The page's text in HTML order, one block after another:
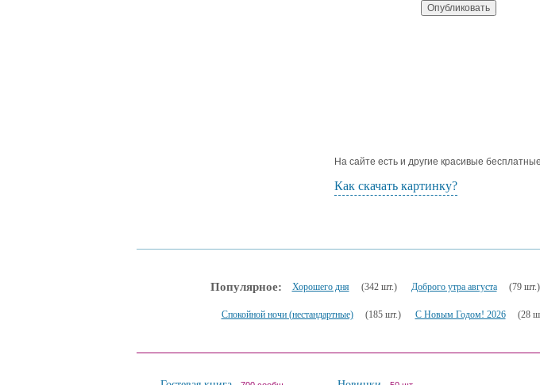
На сайте есть и другие красивые
Как скачать картинку?
Популярное: Хорошего дня (342 шт.) Доброго утра августа (79 шт.)
Спокойной ночи (нестандартные) (185 шт.) С Новым Годом! 2026 (28